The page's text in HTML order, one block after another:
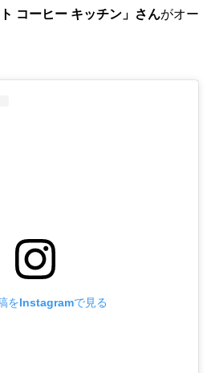
ト コーヒー キッチン」さんがオー
をInstagramで見る